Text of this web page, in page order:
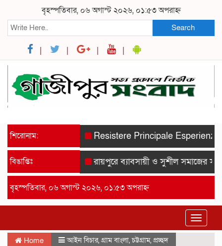
বৃহস্পতিবার, ০৬ অগাস্ট ২০২৬, ০১:৫৩ অপরাহ্ন
Search
শিরোনাম: Resistere Principale Esperienze
বিঙাপ্তিঃ রায়পুরে ব্যাবসায়ী ও সুশীল সমাজের
বৃহস্পতিবার, ০৬ অগাস্ট ২০২৬, ০১:৫৩ অপরাহ্ন
Toggle
Home আইন বিচার, গ্রাম বাংলা,চট্টগ্রাম, প্রচ্ছদ